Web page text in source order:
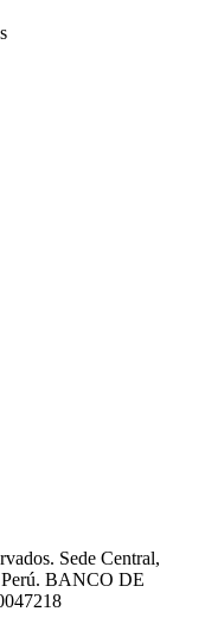
Sede Central,
BANCO DE